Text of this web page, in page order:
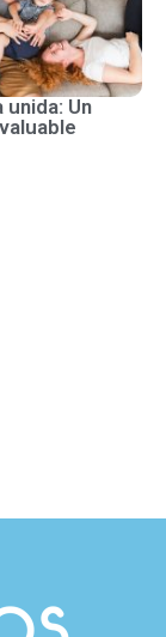
unida: Un